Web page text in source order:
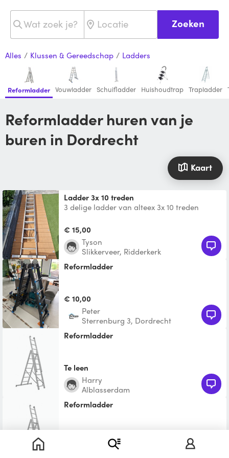
Zoeken
Alles / Klussen & Gereedschap / Ladders
Reformladder Vouwladder Schuifladder Huishoudtrap Trapladder
Reformladder huren van je
buren in Dordrecht
Kaart
Ladder 3x 10 treden
3 delige ladder van alteex 3x 10 treden
€ 15,00
Tyson
Slikkerveer, Ridderkerk
Reformladder
€ 10,00
Peter
Sterrenburg 3, Dordrecht
Reformladder
Te leen
harry
Alblasserdam
Reformladder